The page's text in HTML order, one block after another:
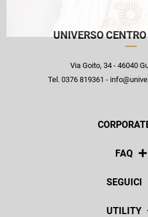
UNIVERSO
Via Goito, 34 - 46040
Tel. 0376 819361 -
Chi siamo
FAQ
SEGUICI
Social
UTILITY